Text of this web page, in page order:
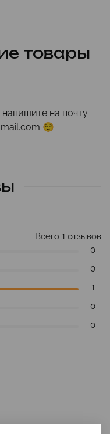
товары
на почту
😌
Всего 1 отзывов
0
0
1
0
0